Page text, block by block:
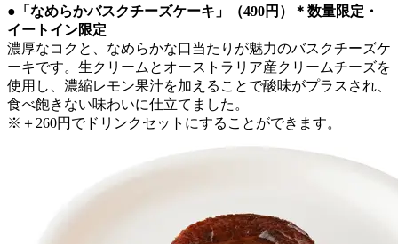
●「なめらかバスクチーズケーキ」（490円）＊数量限定・
イートイン限定
濃厚なコクと、なめらかな口当たりが魅力のバスクチーズケ
ーキです。生クリームとオーストラリア産クリームチーズを
使用し、濃縮レモン果汁を加えることで酸味がプラスされ、
食べ飽きない味わいに仕立てました。
※＋260円でドリンクセットにすることができます。